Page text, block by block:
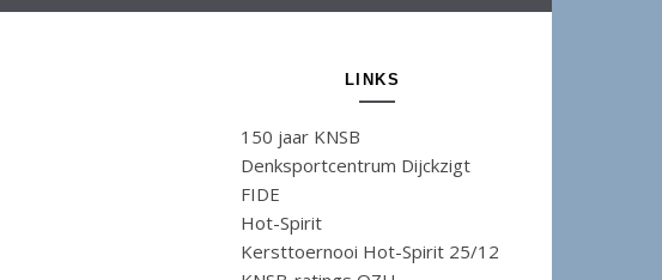
LINKS
150 jaar KNSB
Denksportcentrum Dijckzigt
FIDE
Hot-Spirit
Kersttoernooi Hot-Spirit 25/12